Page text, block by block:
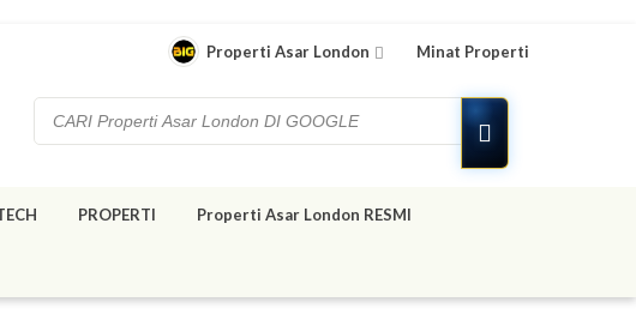
Properti Asar London Minat Properti
PROPERTI Properti Asar London RESMI